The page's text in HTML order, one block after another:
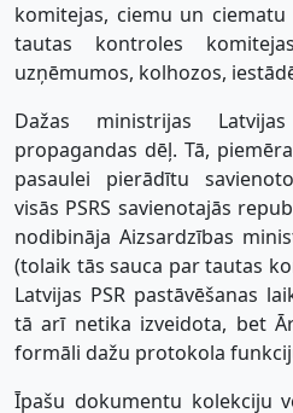
komitejas, ciemu un
tautas kontroles
uzņēmumos, kolhozos,
Dažas ministrijas
propagandas dēļ. Tā,
pasaulei pierādītu
visās PSRS savienotajās
nodibināja Aizsardzības
(tolaik tās sauca par tautas
Latvijas PSR pastāvēšanas
tā arī netika izveidota, bet
formāli dažu protokola
Īpašu dokumentu kolekciju